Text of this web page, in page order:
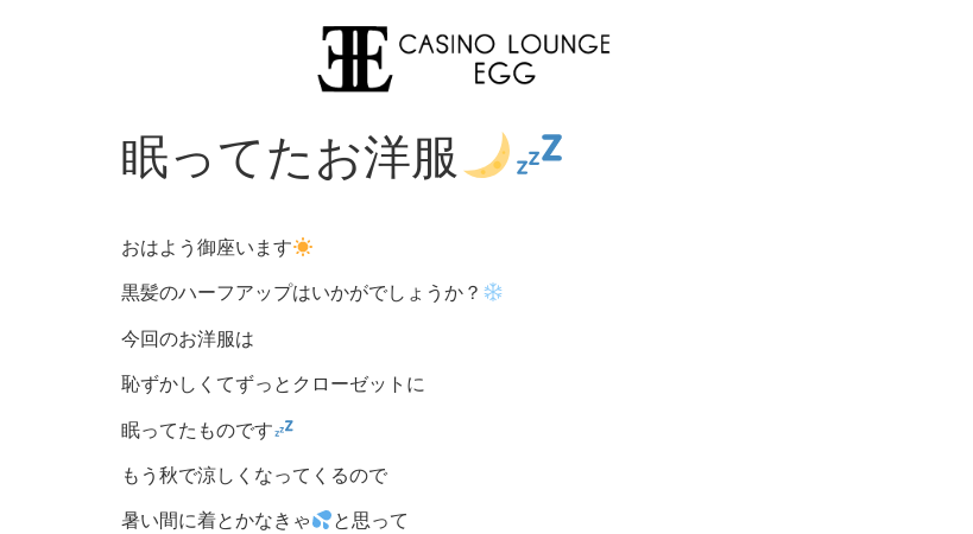
眠ってたお洋服
おはよう御座います
黒髪のハーフアップはいかがでしょうか？
今回のお洋服は
恥ずかしくてずっとクローゼットに
眠ってたものです
もう秋で涼しくなってくるので
暑い間に着とかなきゃ
と思って